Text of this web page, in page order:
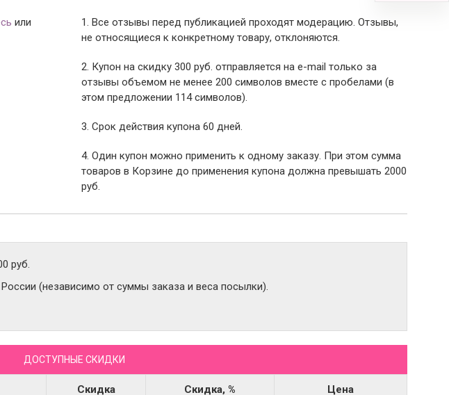
или
1. Все отзывы перед публикацией проходят модерацию. Отзывы,
не относящиеся к конкретному товару, отклоняются.
2. Купон на скидку 300 руб. отправляется на e-mail только за
отзывы объемом не менее 200 символов вместе с пробелами (в
этом предложении 114 символов).
3. Срок действия купона 60 дней.
4. Один купон можно применить к одному заказу. При этом сумма
товаров в Корзине до применения купона должна превышать 2000
руб.
руб.
(независимо от суммы заказа и веса посылки).
ДОСТУПНЫЕ СКИДКИ
Скидка Скидка, % Цена